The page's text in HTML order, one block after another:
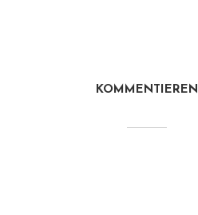
KOMMENTIEREN